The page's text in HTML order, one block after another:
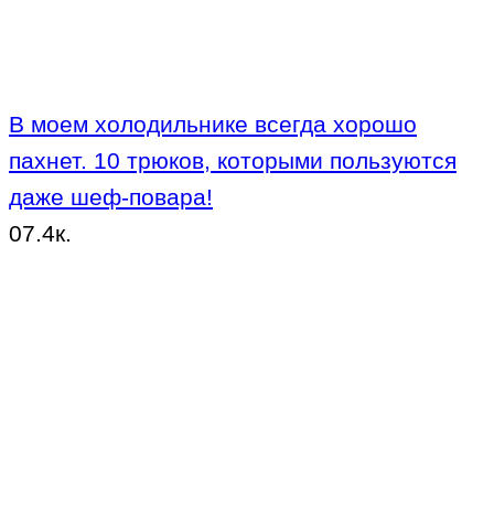
В моем холодильнике всегда хорошо
пахнет. 10 трюков, которыми пользуются
даже шеф-повара!
07.4к.